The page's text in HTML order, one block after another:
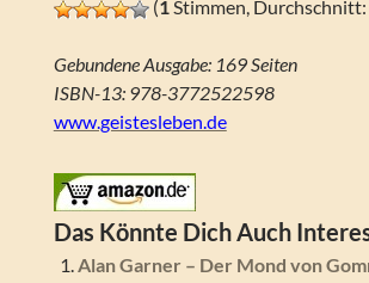
(1Stimmen, Durchschnitt:
Gebundene Ausgabe: 169 Seiten
ISBN-13: 978-3772522598
www.geistesleben.de
Das Könnte Dich Auch
Alan Garner – Der Mond von